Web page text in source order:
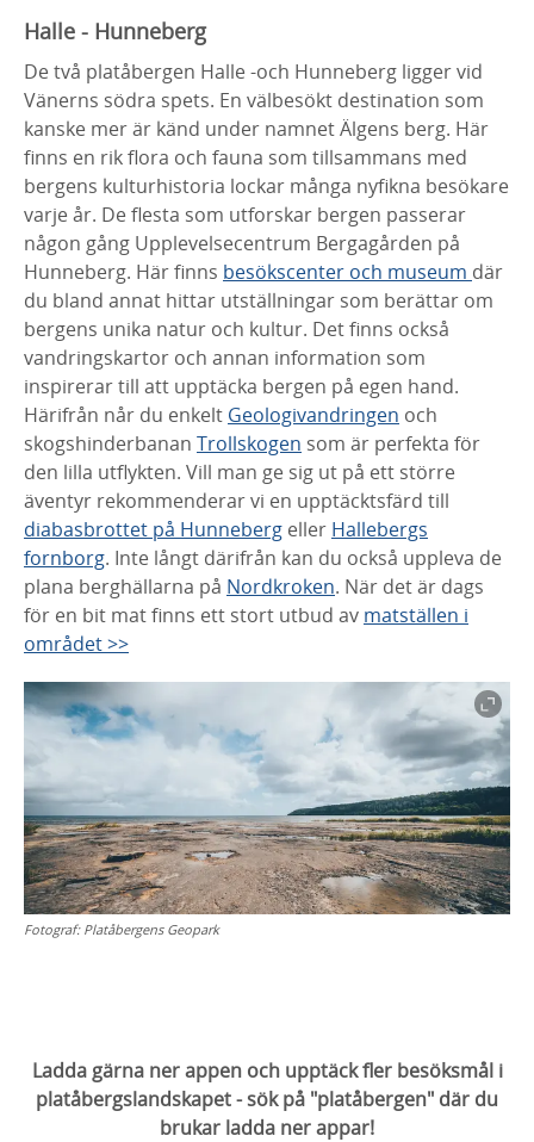
Halle - Hunneberg
De två platåbergen Halle -och Hunneberg ligger vid
Vänerns södra spets. En välbesökt destination som
kanske mer är känd under namnet Älgens berg. Här
finns en rik flora och fauna som tillsammans med
bergens kulturhistoria lockar många nyfikna besökare
varje år. De flesta som utforskar bergen passerar
någon gång Upplevelsecentrum Bergagården på
Hunneberg. Här finns besökscenter och museum där
du bland annat hittar utställningar som berättar om
bergens unika natur och kultur. Det finns också
vandringskartor och annan information som
inspirerar till att upptäcka bergen på egen hand.
Härifrån når du enkelt Geologivandringen och
skogshinderbanan Trollskogen som är perfekta för
den lilla utflykten. Vill man ge sig ut på ett större
äventyr rekommenderar vi en upptäcktsfärd till
diabasbrottet på Hunneberg eller Hallebergs
fornborg. Inte långt därifrån kan du också uppleva de
plana berghällarna på Nordkroken. När det är dags
för en bit mat finns ett stort utbud av matställen i
området >>
Fotograf: Platåbergens Geopark
Ladda gärna ner appen och upptäck fler besöksmål i
platåbergslandskapet - sök på "platåbergen" där du
brukar ladda ner appar!